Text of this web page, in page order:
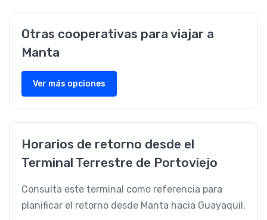
Otras cooperativas para viajar a
Manta
Ver más opciones
Horarios de retorno desde el
Terminal Terrestre de Portoviejo
Consulta este terminal como referencia para
planificar el retorno desde Manta hacia Guayaquil.